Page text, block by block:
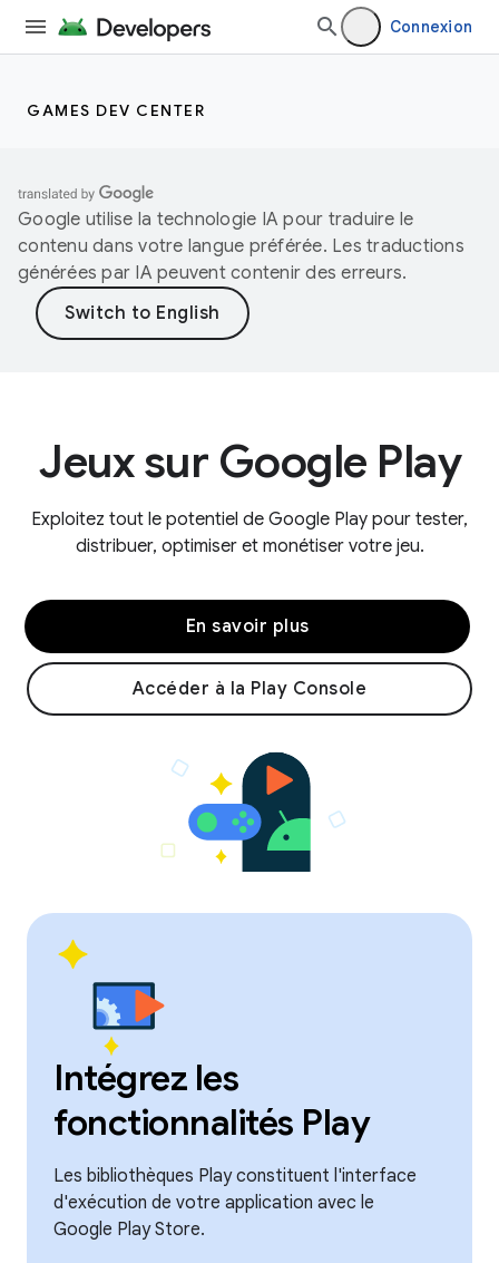
Connexion
GAMES DEV CENTER
Google utilise la technologie IA pour traduire le
contenu dans votre langue préférée. Les traductions
générées par IA peuvent contenir des erreurs.
Jeux sur Google Play
Exploitez tout le potentiel de Google Play pour tester,
distribuer, optimiser et monétiser votre jeu.
En savoir plus
Accéder à la Play Console
Intégrez les
fonctionnalités Play
Les bibliothèques Play constituent l'interface
d'exécution de votre application avec le
Google Play Store.